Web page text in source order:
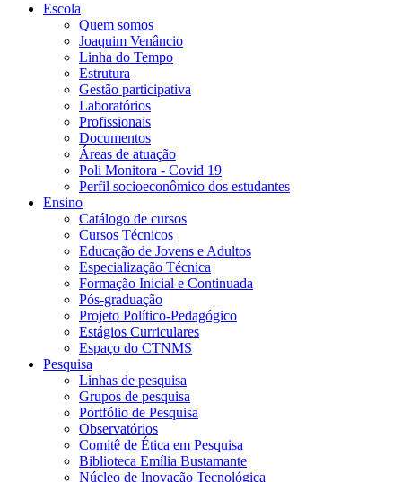
Escola
Quem somos
Joaquim Venâncio
Linha do Tempo
Estrutura
Gestão participativa
Laboratórios
Profissionais
Documentos
Áreas de atuação
Poli Monitora - Covid 19
Perfil socioeconômico dos estudantes
Ensino
Catálogo de cursos
Cursos Técnicos
Educação de Jovens e Adultos
Especialização Técnica
Formação Inicial e Continuada
Pós-graduação
Projeto Político-Pedagógico
Estágios Curriculares
Espaço do CTNMS
Pesquisa
Linhas de pesquisa
Grupos de pesquisa
Portfólio de Pesquisa
Observatórios
Comitê de Ética em Pesquisa
Biblioteca Emília Bustamante
Núcleo de Inovação Tecnológica